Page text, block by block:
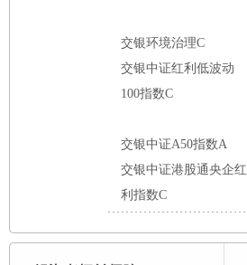
交银环境治理C
交银中证红利低波动
100指数C
交银中证A50指数A
交银中证港股通央企红
利指数C